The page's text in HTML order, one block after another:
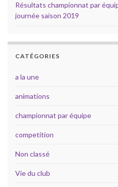
Résultats championnat par
journée saison 2019
CATÉGORIES
a la une
animations
championnat par équipe
competition
Non classé
Vie du club